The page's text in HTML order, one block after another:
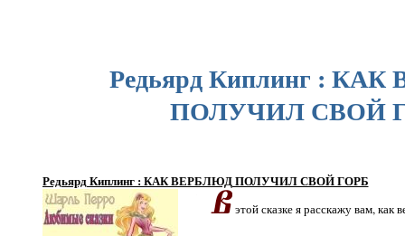
Редьярд Киплинг :
ПОЛУЧИЛ СВОЙ
Редьярд Киплинг : КАК ВЕРБЛЮД ПОЛУЧИЛ СВОЙ ГОРБ
этой сказке я расскажу вам, как